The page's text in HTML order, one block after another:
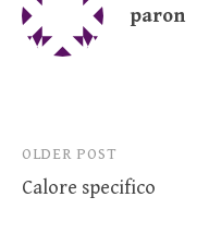
paron
Post
navigation
OLDER POST
Calore specifico